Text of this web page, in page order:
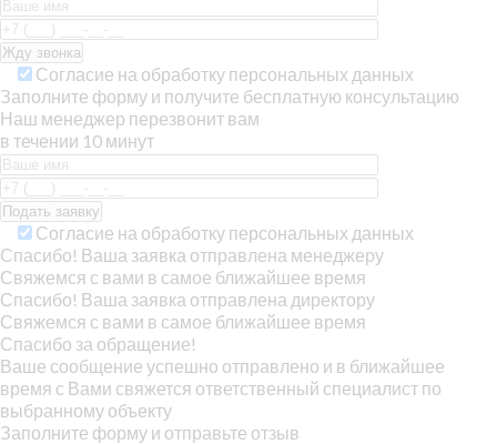
Согласие на обработку персональных данных
Заполните форму и получите бесплатную консультацию
Наш менеджер перезвонит вам
в течении 10 минут
Согласие на обработку персональных данных
Спасибо! Ваша заявка отправлена менеджеру
Свяжемся с вами в самое ближайшее время
Спасибо! Ваша заявка отправлена директору
Свяжемся с вами в самое ближайшее время
Спасибо за обращение!
Ваше сообщение успешно отправлено и в ближайшее
время с Вами свяжется ответственный специалист по
выбранному объекту
Заполните форму и отправьте отзыв